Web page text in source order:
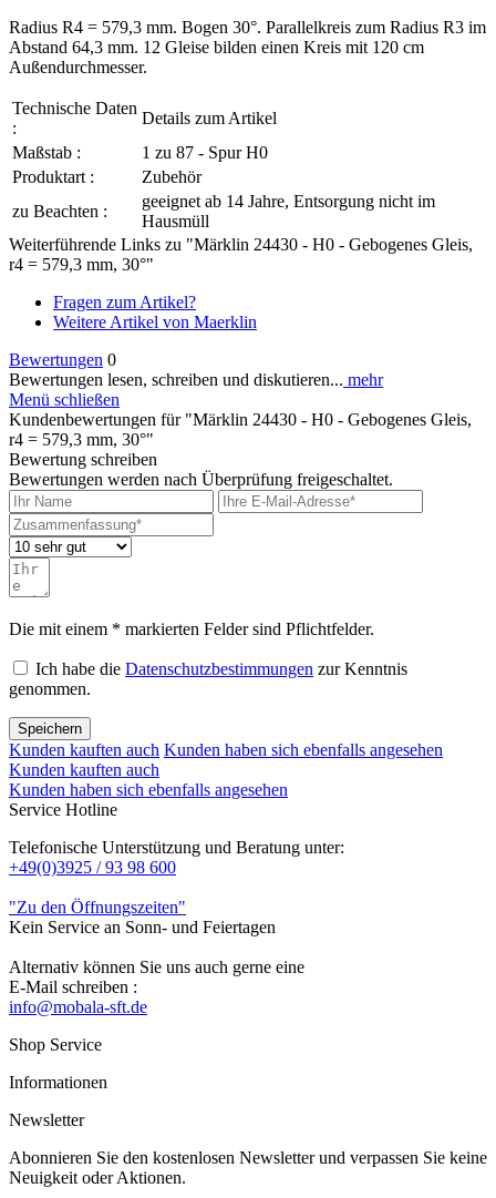
Radius R4 = 579,3 mm. Bogen 30°. Parallelkreis zum Radius R3 im
Abstand 64,3 mm. 12 Gleise bilden einen Kreis mit 120 cm
Außendurchmesser.
Technische Daten
:
Details zum Artikel
Maßstab :
1 zu 87 - Spur H0
Produktart :
Zubehör
zu Beachten :
geeignet ab 14 Jahre, Entsorgung nicht im
Hausmüll
Weiterführende Links zu "Märklin 24430 - H0 - Gebogenes Gleis,
r4 = 579,3 mm, 30°"
Fragen zum Artikel?
Weitere Artikel von Maerklin
Bewertungen 0
Bewertungen lesen, schreiben und diskutieren... mehr
Menü schließen
Kundenbewertungen für "Märklin 24430 - H0 - Gebogenes Gleis,
r4 = 579,3 mm, 30°"
Bewertung schreiben
Bewertungen werden nach Überprüfung freigeschaltet.
Die mit einem * markierten Felder sind Pflichtfelder.
Ich habe die Datenschutzbestimmungen zur Kenntnis
genommen.
Speichern
Kunden kauften auch Kunden haben sich ebenfalls angesehen
Kunden kauften auch
Kunden haben sich ebenfalls angesehen
Service Hotline
Telefonische Unterstützung und Beratung unter:
+49(0)3925 / 93 98 600
"Zu den Öffnungszeiten"
Kein Service an Sonn- und Feiertagen
Alternativ können Sie uns auch gerne eine
E-Mail schreiben :
info@mobala-sft.de
Shop Service
Informationen
Newsletter
Abonnieren Sie den kostenlosen Newsletter und verpassen Sie keine
Neuigkeit oder Aktionen.